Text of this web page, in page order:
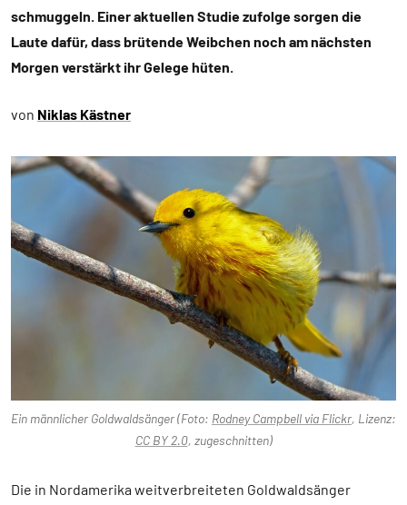
schmuggeln. Einer aktuellen Studie zufolge sorgen die
Laute dafür, dass brütende Weibchen noch am nächsten
Morgen verstärkt ihr Gelege hüten.
von Niklas Kästner
Ein männlicher Goldwaldsänger (Foto: Rodney Campbell via Flickr, Lizenz:
CC BY 2.0, zugeschnitten)
Die in Nordamerika weitverbreiteten Goldwaldsänger